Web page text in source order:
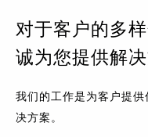
对于客户的多
诚为您提供解
我们的工作是为客户提
决方案。